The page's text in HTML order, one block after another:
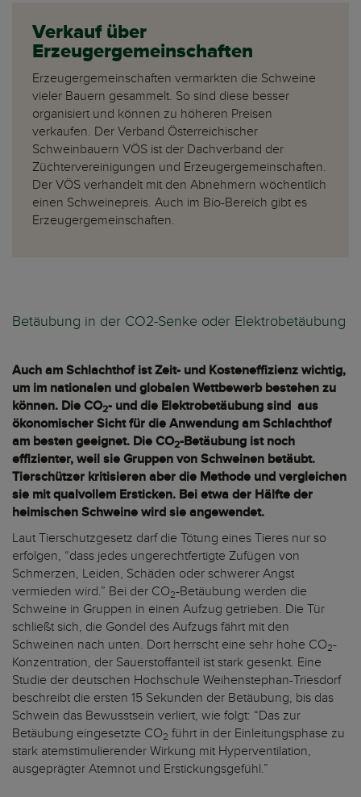
Verkauf über
Erzeugergemeinschaften
Erzeugergemeinschaften vermarkten die Schweine
vieler Bauern gesammelt. So sind diese besser
organisiert und können zu höheren Preisen
verkaufen. Der Verband Österreichischer
Schweinbauern VÖS ist der Dachverband der
Züchtervereinigungen und Erzeugergemeinschaften.
Der VÖS verhandelt mit den Abnehmern wöchentlich
einen Schweinepreis. Auch im Bio-Bereich gibt es
Erzeugergemeinschaften.
Betäubung in der CO2-Senke oder Elektrobetäubung
Auch am Schlachthof ist Zeit- und Kosteneffizienz wichtig,
um im nationalen und globalen Wettbewerb bestehen zu
können. Die CO2- und die Elektrobetäubung sind aus
ökonomischer Sicht für die Anwendung am Schlachthof
am besten geeignet. Die CO2-Betäubung ist noch
effizienter, weil sie Gruppen von Schweinen betäubt.
Tierschützer kritisieren aber die Methode und vergleichen
sie mit qualvollem Ersticken. Bei etwa der Hälfte der
heimischen Schweine wird sie angewendet.
Laut Tierschutzgesetz darf die Tötung eines Tieres nur so
erfolgen, “dass jedes ungerechtfertigte Zufügen von
Schmerzen, Leiden, Schäden oder schwerer Angst
vermieden wird.” Bei der CO2-Betäubung werden die
Schweine in Gruppen in einen Aufzug getrieben. Die Tür
schließt sich, die Gondel des Aufzugs fährt mit den
Schweinen nach unten. Dort herrscht eine sehr hohe CO2-
Konzentration, der Sauerstoffanteil ist stark gesenkt. Eine
Studie der deutschen Hochschule Weihenstephan-Triesdorf
beschreibt die ersten 15 Sekunden der Betäubung, bis das
Schwein das Bewusstsein verliert, wie folgt: “Das zur
Betäubung eingesetzte CO2 führt in der Einleitungsphase zu
stark atemstimulierender Wirkung mit Hyperventilation,
ausgeprägter Atemnot und Erstickungsgefühl.”